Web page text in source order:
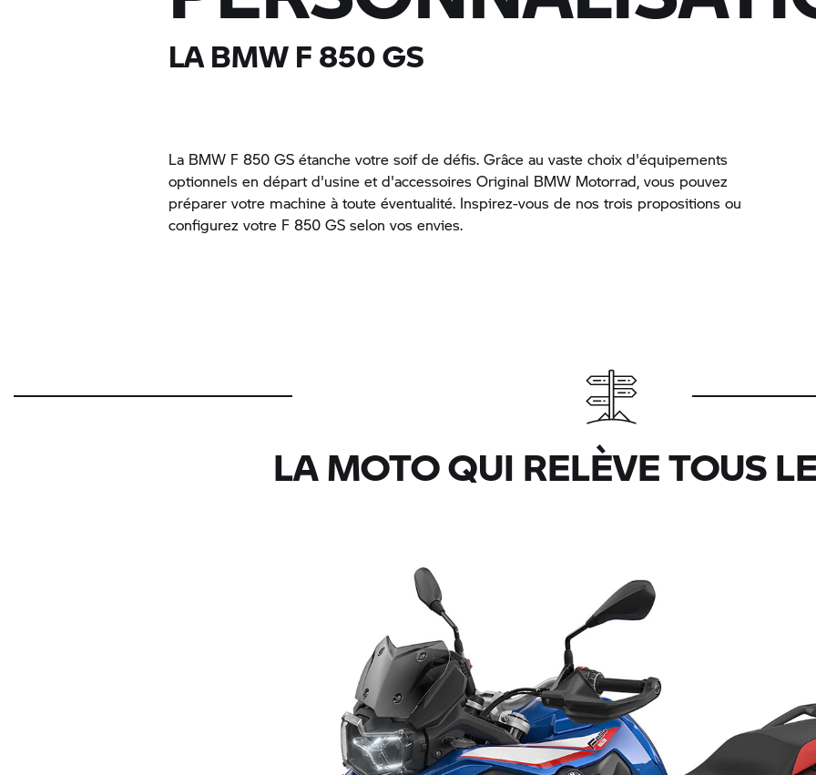
LA BMWF 850 GS
La BMW F 850 GS étanche votre soif de défis. Grâce au vaste choix d'équipements
optionnels en départ d'usine et d'accessoires Original BMW Motorrad, vous pouvez
préparer votre machine à toute éventualité. Inspirez-vous de nos trois propositions ou
configurez votre F 850 GS selon vos envies.
LA MOTO QUI RELÈVE TOUS